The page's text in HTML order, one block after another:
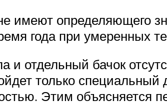
имеют определяющего
года при умеренных
и отдельный бачок
только специальный
Этим объясняется